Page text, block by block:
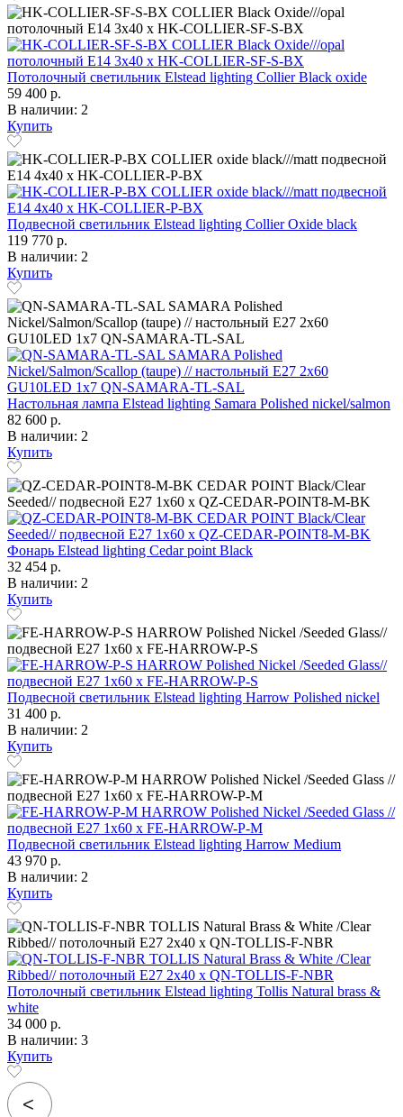
Потолочный светильник Elstead lighting Collier Black oxide
59 400 р.
В наличии: 2
Купить
Подвесной светильник Elstead lighting Collier Oxide black
119 770 р.
В наличии: 2
Купить
Настольная лампа Elstead lighting Samara Polished nickel/salmon
82 600 р.
В наличии: 2
Купить
Фонарь Elstead lighting Cedar point Black
32 454 р.
В наличии: 2
Купить
Подвесной светильник Elstead lighting Harrow Polished nickel
31 400 р.
В наличии: 2
Купить
Подвесной светильник Elstead lighting Harrow Medium
43 970 р.
В наличии: 2
Купить
Потолочный светильник Elstead lighting Tollis Natural brass &
white
34 000 р.
В наличии: 3
Купить